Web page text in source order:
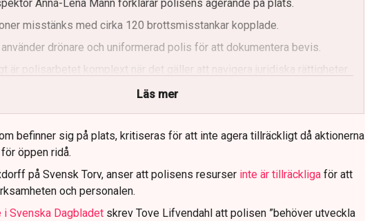
Anna-Lena Mann förklarar polisens agerande på plats.
misstänks med cirka 120 brottsmisstankar kopplade.
drönare och uniformerad polis för att dokumentera bevis.
är polisarbetet komplext när det gäller att navigera juridiska rättigheter
Läs mer
befinner sig på plats, kritiseras för att inte agera tillräckligt då aktionerna
öppen ridå.
på Svensk Torv, anser att polisens resurser inte är tillräckliga för att
och personalen.
i Svenska Dagbladet skrev Tove Lifvendahl att polisen ”behöver utveckla